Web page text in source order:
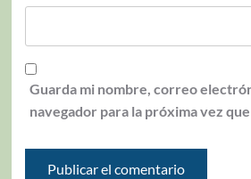
Guarda mi nombre, correo
navegador para la próxima vez